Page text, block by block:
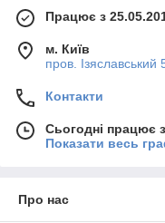
Працює з
м. Київ
пров. Ізяславський
Контакти
Сьогодні працює
Показати весь
Про нас